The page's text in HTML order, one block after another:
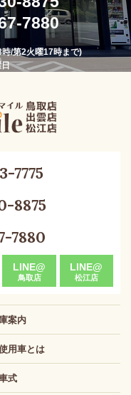
7880
/第2火曜17時まで)
日
7775
8875
7880
LINE@
鳥取店
LINE@
松江店
案内
用車とは
式